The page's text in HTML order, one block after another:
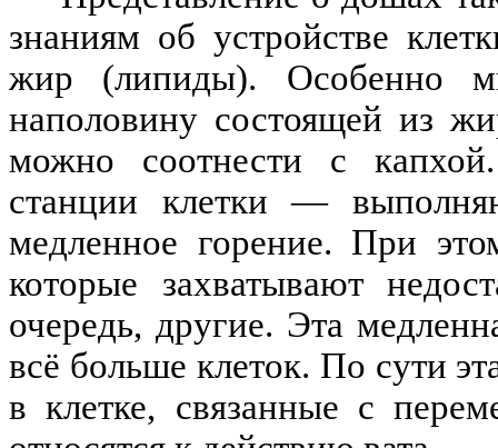
знаниям об устройстве
жир (липиды). Особенно
наполовину состоящей из
можно соотнести с
станции клетки —
медленное горение. При
которые захватывают
очередь, другие. Эта
всё больше клеток. По сути
в клетке, связанные с